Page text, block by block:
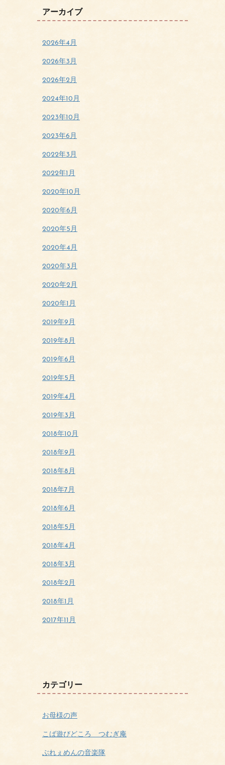
アーカイブ
2026年4月
2026年3月
2026年2月
2024年10月
2023年10月
2023年6月
2022年3月
2022年1月
2020年10月
2020年6月
2020年5月
2020年4月
2020年3月
2020年2月
2020年1月
2019年9月
2019年8月
2019年6月
2019年5月
2019年4月
2019年3月
2018年10月
2018年9月
2018年8月
2018年7月
2018年6月
2018年5月
2018年4月
2018年3月
2018年2月
2018年1月
2017年11月
カテゴリー
お母様の声
こば遊びどころ つむぎ庵
ぶれぇめんの音楽隊